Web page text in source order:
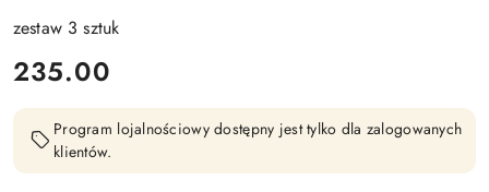
zestaw 3 sztuk
cena:
235.00
Program lojalnościowy dostępny jest tylko dla zalogowanych
klientów.